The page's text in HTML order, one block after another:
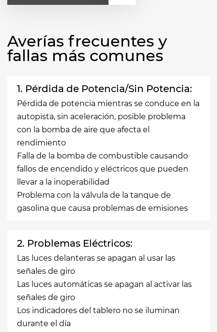
Averías frecuentes y
fallas más comunes
1. Pérdida de Potencia/Sin Potencia:
Pérdida de potencia mientras se conduce en la
autopista, sin aceleración, posible problema
con la bomba de aire que afecta el
rendimiento
Falla de la bomba de combustible causando
fallos de encendido y eléctricos que pueden
llevar a la inoperabilidad
Problema con la válvula de la tanque de
gasolina que causa problemas de emisiones
2. Problemas Eléctricos:
Las luces delanteras se apagan al usar las
señales de giro
Las luces automáticas se apagan al activar las
señales de giro
Los indicadores del tablero no se iluminan
durante el día